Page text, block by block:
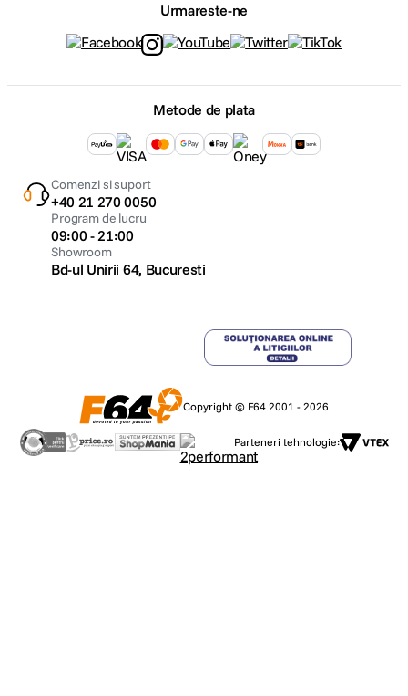
Urmareste-ne
Metode de plata
Comenzi si suport
+40 21 270 0050
Program de lucru
09:00 - 21:00
Showroom
Bd-ul Unirii 64, Bucuresti
Copyright © F64 2001 - 2026
Parteneri tehnologie: